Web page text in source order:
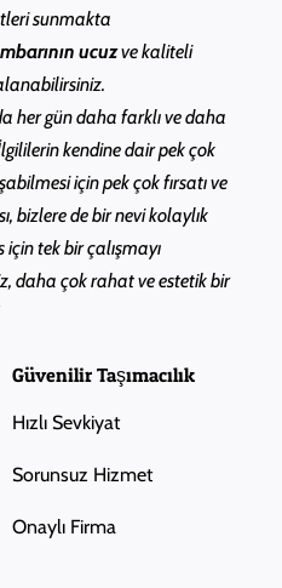
sunmakta
ucuzve kaliteli
her gün daha farklı ve daha
kendine dair pek çok
için pek çok fırsatı ve
bizlere de bir nevi kolaylık
için tek bir çalışmayı
daha çok rahat ve estetik bir
Güvenilir Taşımacılık
Hızlı Sevkiyat
Sorunsuz Hizmet
Onaylı Firma